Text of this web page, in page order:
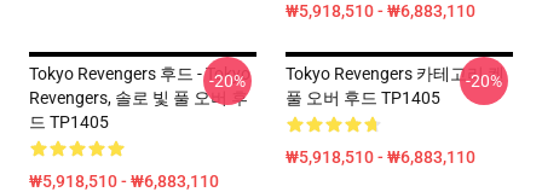
₩5,918,510 - ₩6,883,110
Tokyo Revengers 후드 - Tokyo
Revengers, 솔로 빛 풀 오버 후
드 TP1405
₩5,918,510 - ₩6,883,110
-20%
Tokyo Revengers 카테고리 켄
풀 오버 후드 TP1405
₩5,918,510 - ₩6,883,110
-20%